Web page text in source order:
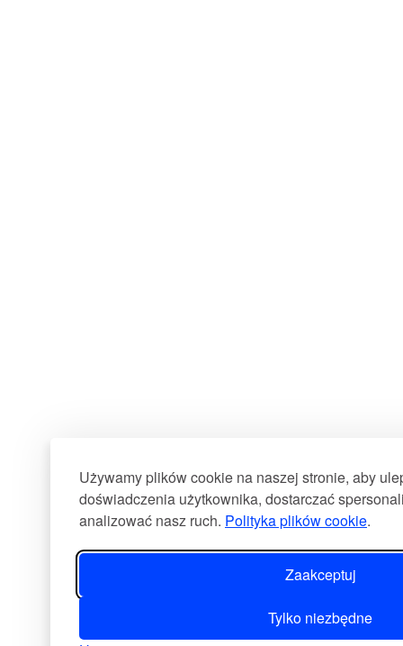
Używamy plików cookie na naszej stronie, aby
doświadczenia użytkownika, dostarczać
analizować nasz ruch. Polityka plików cookie.
Zaakceptuj
Tylko niezbędne